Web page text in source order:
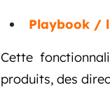
Playbook /
Cette
produits, des